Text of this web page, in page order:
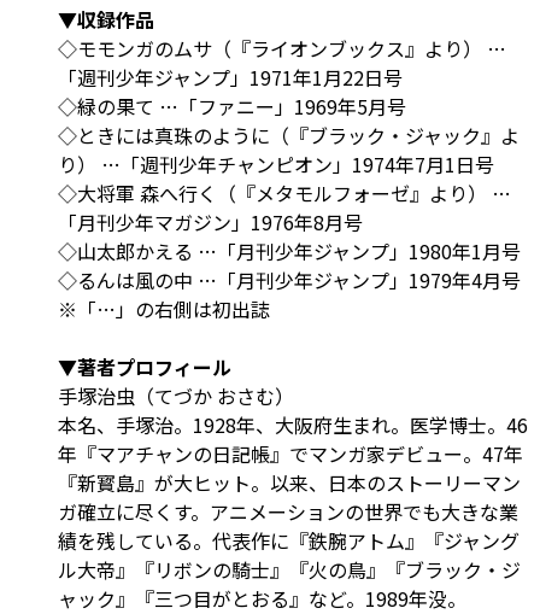
▼収録作品
◇モモンガのムサ（『ライオンブックス』より） …
「週刊少年ジャンプ」1971年1月22日号
◇緑の果て …「ファニー」1969年5月号
◇ときには真珠のように（『ブラック・ジャック』よ
り） …「週刊少年チャンピオン」1974年7月1日号
◇大将軍 森へ行く（『メタモルフォーゼ』より） …
「月刊少年マガジン」1976年8月号
◇山太郎かえる …「月刊少年ジャンプ」1980年1月号
◇るんは風の中 …「月刊少年ジャンプ」1979年4月号
※「…」の右側は初出誌
▼著者プロフィール
手塚治虫（てづか おさむ）
本名、手塚治。1928年、大阪府生まれ。医学博士。46
年『マアチャンの日記帳』でマンガ家デビュー。47年
『新寳島』が大ヒット。以来、日本のストーリーマン
ガ確立に尽くす。アニメーションの世界でも大きな業
績を残している。代表作に『鉄腕アトム』『ジャング
ル大帝』『リボンの騎士』『火の鳥』『ブラック・ジ
ャック』『三つ目がとおる』など。1989年没。